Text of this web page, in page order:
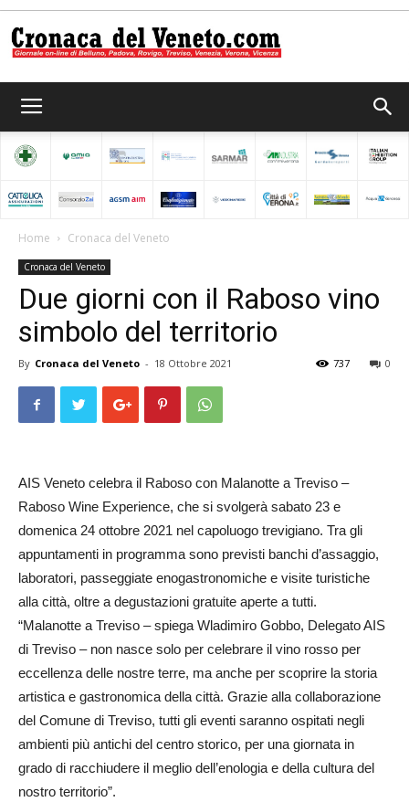
del
Home Cronaca del Veneto
Cronaca del Veneto
Due giorni con il Raboso vino
simbolo del territorio
By Cronaca del Veneto - 18 Ottobre 2021 0
737
AIS Veneto celebra il Raboso con Malanotte a Treviso –
Raboso Wine Experience, che si svolgerà sabato 23 e
domenica 24 ottobre 2021 nel capoluogo trevigiano. Tra gli
appuntamenti in programma sono previsti banchi d’assaggio,
laboratori, passeggiate enogastronomiche e visite turistiche
alla città, oltre a degustazioni gratuite aperte a tutti.
“Malanotte a Treviso – spiega Wladimiro Gobbo, Delegato AIS
di Treviso – non nasce solo per celebrare il vino rosso per
eccellenza delle nostre terre, ma anche per scoprire la storia
artistica e gastronomica della città. Grazie alla collaborazione
del Comune di Treviso, tutti gli eventi saranno ospitati negli
ambienti più antichi del centro storico, per una giornata in
grado di racchiudere il meglio dell’enologia e della cultura del
nostro territorio”.